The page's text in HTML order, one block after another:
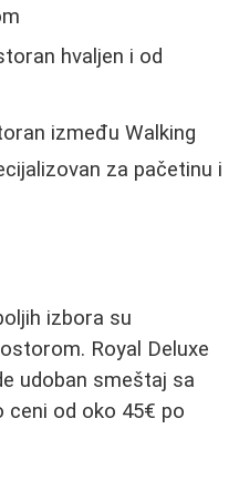
hvaljen i od
između Walking
za pačetinu i
izbora su
Royal Deluxe
udoban smeštaj sa
ceni od oko 45€ po